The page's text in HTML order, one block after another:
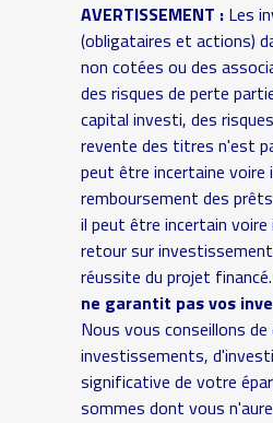
AVERTISSEMENT :Les
(obligataires et actions)
non cotées ou des
des risques de perte
capital investi, des
revente des titres n'est
peut être incertaine voire
remboursement des
il peut être incertain voire
retour sur
réussite du projet financé.
ne garantit pas vos
Nous vous conseillons
investissements,
significative de votre
sommes dont vous